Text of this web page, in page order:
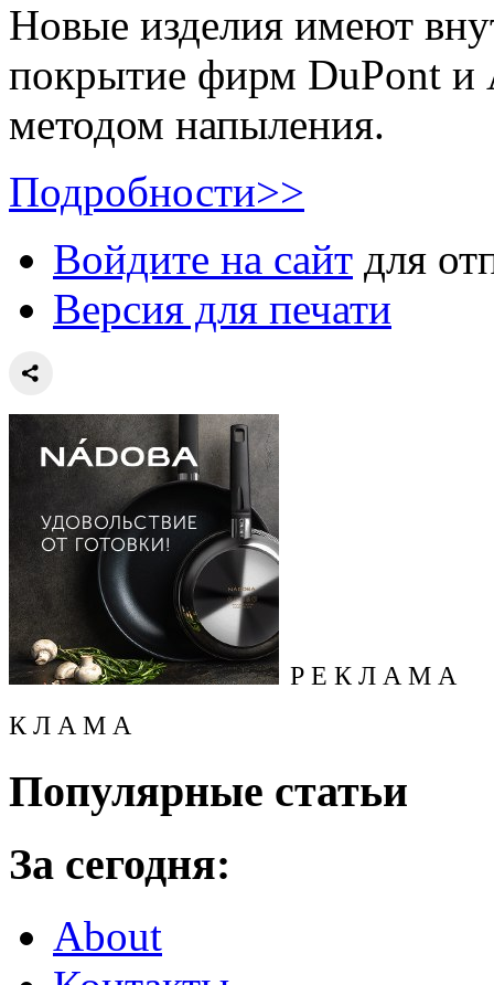
Новые изделия имеют
покрытие фирм DuPont и
методом напыления.
Подробности>>
Войдите на сайт для
Версия для печати
Р Е К Л А М А
К Л А М А
Популярные статьи
За сегодня:
About